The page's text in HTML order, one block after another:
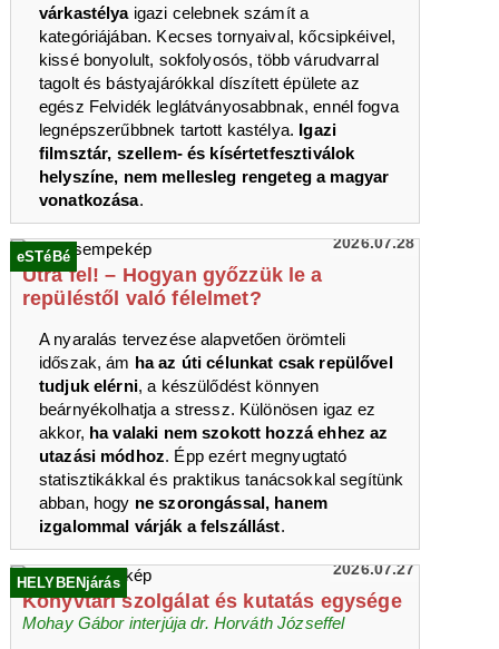
várkastélyaigazi celebnek számít a
kategóriájában. Kecses tornyaival, kőcsipkéivel,
kissé bonyolult, sokfolyosós, több várudvarral
tagolt és bástyajárókkal díszített épülete az
egész Felvidék leglátványosabbnak, ennél fogva
legnépszerűbbnek tartott kastélya. Igazi
filmsztár, szellem- és kísértetfesztiválok
helyszíne, nem mellesleg rengeteg a magyar
vonatkozása.
eSTéBé
2026.07.28
Útra fel! – Hogyan győzzük le a
repüléstől való félelmet?
A nyaralás tervezése alapvetően örömteli
időszak, ám ha az úti célunkat csak repülővel
tudjuk elérni, a készülődést könnyen
beárnyékolhatja a stressz. Különösen igaz ez
akkor, ha valaki nem szokott hozzá ehhez az
utazási módhoz. Épp ezért megnyugtató
statisztikákkal és praktikus tanácsokkal segítünk
abban, hogy ne szorongással, hanem
izgalommal várják a felszállást.
HELYBENjárás
2026.07.27
Könyvtári szolgálat és kutatás egysége
Mohay Gábor interjúja dr. Horváth Józseffel